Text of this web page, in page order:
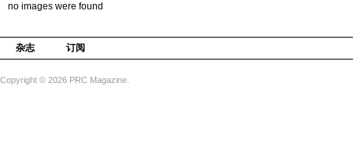
no images were found
杂志 订阅
Copyright © 2026 PRC Magazine.